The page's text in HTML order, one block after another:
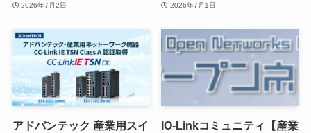
2026年7月2日 2026年7月1日
アドバンテック 産業用スイ
IO-Linkコミュニティ【産業